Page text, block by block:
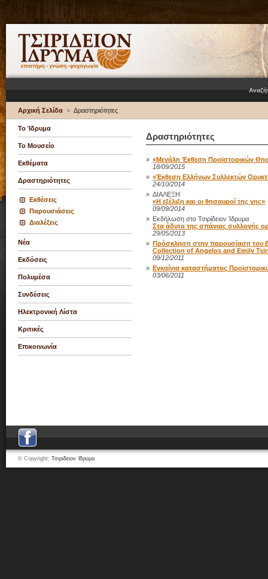
Αρχική Σελίδα > Δραστηριότητες
Το Ίδρυμα
Το Μουσείο
Εκθέματα
Δραστηριότητες
Εκθέσεις
Παρουσιάσεις
Διαλέξεις
Νέα
Εκδόσεις
Πολυμέσα
Συνδέσεις
Ηλεκτρονική Λίστα
Κριτικές
Επικοινωνία
Δραστηριότητες
» «Μεγάλη Έκθεση Προϊστορικών
18/09/2015
» «Έκθεση Ελλήνων Συλλεκτών
24/10/2014
» ΔΙΑΛΕΞΗ
«Η εξέλιξη και οι θησαυροί της γης»
09/09/2014
» Εκδήλωση στο Τσιρίδειον Ίδρυμα
Στα άδυτα της σπάνιας συλλογής
29/05/2013
» Πρόσκληση στην παρουσίαση του
Collection of Angelos and Emily
09/12/2011
» Εγκαίνια καταστήματος
03/06/2011
© Copyright: Τσιρίδειον Ίδρυμα